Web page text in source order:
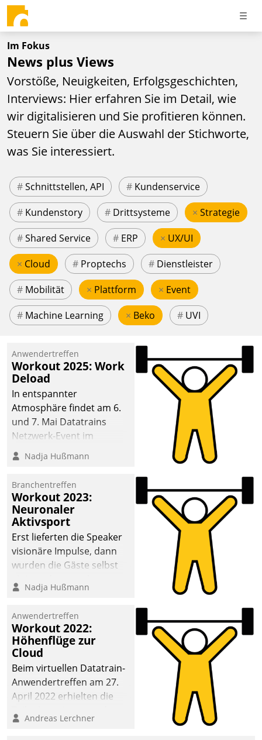
Im Fokus
News plus Views
Vorstöße, Neuigkeiten, Erfolgsgeschichten,
Interviews: Hier erfahren Sie im Detail, wie
wir digitalisieren und Sie profitieren können.
Steuern Sie über die Auswahl der Stichworte,
was Sie interessiert.
#Schnittstellen, API # Kundenservice
# Kundenstory # Drittsysteme × Strategie
#Shared Service # ERP × UX/UI
× Cloud # Proptechs # Dienstleister
# Mobilität × Plattform × Event
# Machine Learning × Beko # UVI
Anwendertreffen
Workout 2025: Work
Deload
In entspannter
Atmosphäre findet am 6.
und 7. Mai Datatrains
Netzwerk-Event im
Kunden- und Partnerkreis
statt. Zentrale Frage: Wie
Mammutprojekte
meistern und Workloads
wuppen – bei zunehmend
anspruchsvollen
Aufgaben und
abnehmendem
Nadja Hußmann
Branchentreffen
Workout 2023:
Neuronaler
Aktivsport
Erst lieferten die Speaker
visionäre Impulse, dann
wurden die Gäste selbst
methodisch
Quartier. Dazwischen
zeigte Datatrain, was es
Neues zu bieten hat.
Nadja Hußmann
Anwendertreffen
Workout 2022:
Höhenflüge zur
Cloud
Beim virtuellen Datatrain-
Anwendertreffen am 27.
April 2022 erhielten die
Teilnehmer kurzweilige
Andreas Lerchner